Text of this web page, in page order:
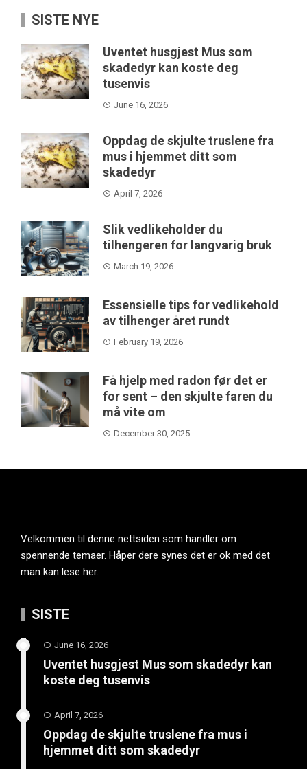
SISTE NYE
Uventet husgjest Mus som
skadedyr kan koste deg
tusenvis
June 16, 2026
Oppdag de skjulte truslene fra
mus i hjemmet ditt som
skadedyr
April 7, 2026
Slik vedlikeholder du
tilhengeren for langvarig bruk
March 19, 2026
Essensielle tips for vedlikehold
av tilhenger året rundt
February 19, 2026
Få hjelp med radon før det er
for sent – den skjulte faren du
må vite om
December 30, 2025
Velkommen til denne nettsiden som handler om
spennende temaer. Håper dere synes det er ok med det
man kan lese her.
SISTE
June 16, 2026
Uventet husgjest Mus som skadedyr kan
koste deg tusenvis
April 7, 2026
Oppdag de skjulte truslene fra mus i
hjemmet ditt som skadedyr